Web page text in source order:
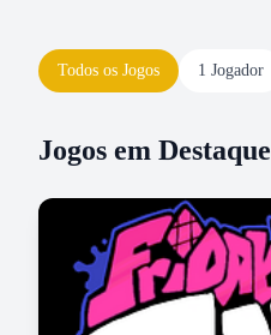
Todos os Jogos 1 Jogador
Jogos em Destaque